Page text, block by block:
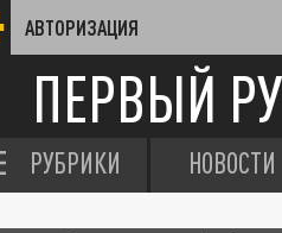
АВТОРИЗАЦИЯ
ПЕРВЫЙ
РУБРИКИ НОВОСТИ